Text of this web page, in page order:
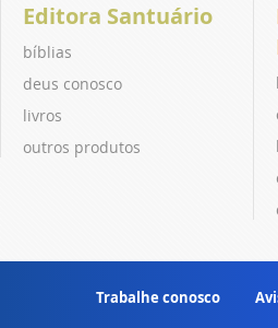
Editora Santuário
bíblias
deus conosco
livros
outros produtos
Trabalhe conosco